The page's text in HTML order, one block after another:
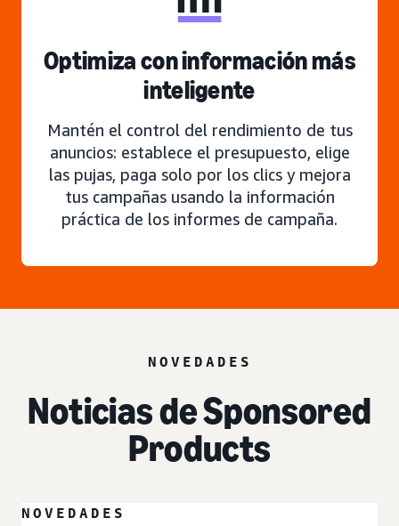
Optimiza con información más
inteligente
Mantén el control del rendimiento de tus
anuncios: establece el presupuesto, elige
las pujas, paga solo por los clics y mejora
tus campañas usando la información
práctica de los informes de campaña.
NOVEDADES
Noticias de Sponsored
Products
NOVEDADES